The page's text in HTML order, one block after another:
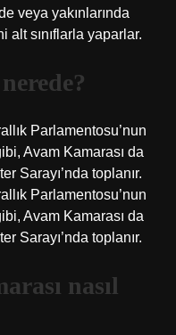
veya yakınlarında
alt sınıflarla yaparlar.
Parlamentosu’nun
Avam Kamarası da
Sarayı’nda toplanır.
Parlamentosu’nun
Avam Kamarası da
Sarayı’nda toplanır.
nasıl